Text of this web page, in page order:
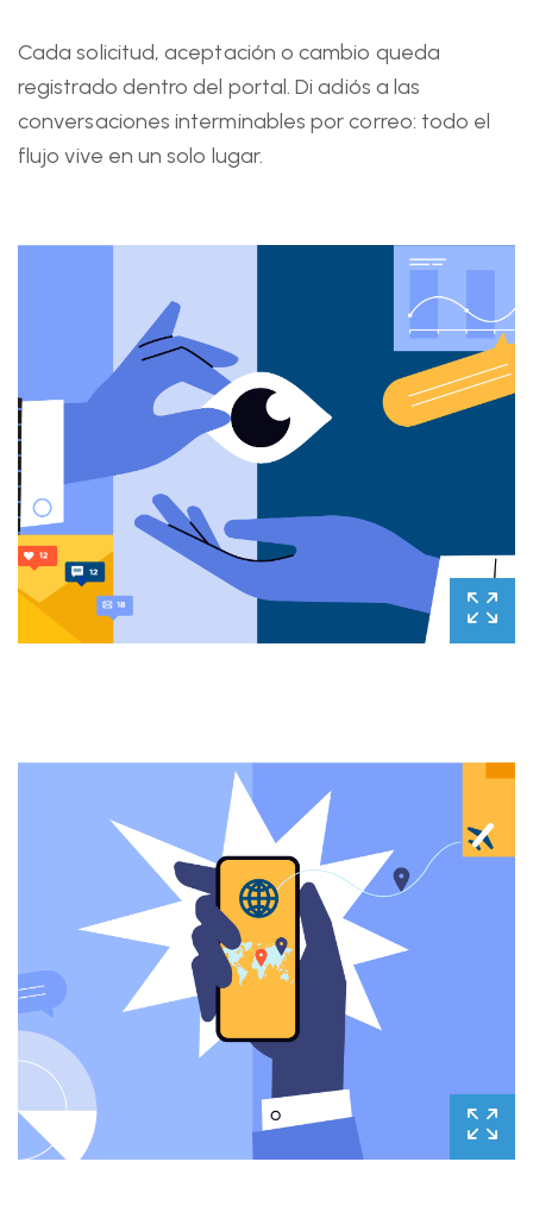
Cada solicitud, aceptación o cambio queda
registrado dentro del portal. Di adiós a las
conversaciones interminables por correo: todo el
flujo vive en un solo lugar.